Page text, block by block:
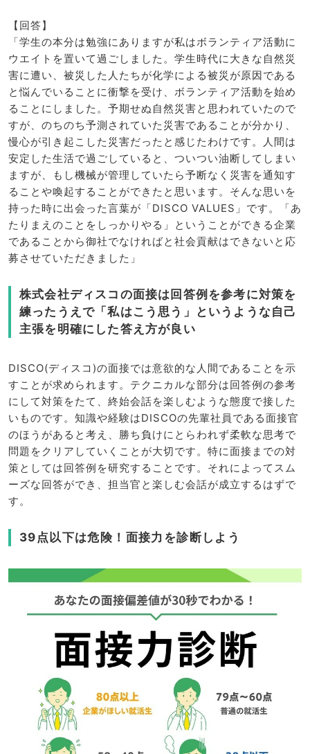
【回答】
「学生の本分は勉強にありますが私はボランティア活動に
ウエイトを置いて過ごしました。学生時代に大きな自然災
害に遭い、被災した人たちが化学による被災が原因である
と悩んでいることに衝撃を受け、ボランティア活動を始め
ることにしました。予期せぬ自然災害と思われていたので
すが、のちのち予測されていた災害であることが分かり、
慢心が引き起こした災害だったと感じたわけです。人間は
安定した生活で過ごしていると、ついつい油断してしまい
ますが、もし機械が管理していたら予断なく災害を通知す
ることや喚起することができたと思います。そんな思いを
持った時に出会った言葉が「DISCO VALUES」です。「あ
たりまえのことをしっかりやる」ということができる企業
であることから御社でなければと社会貢献はできないと応
募させていただきました」
株式会社ディスコの面接は回答例を参考に対策を
練ったうえで「私はこう思う」というような自己
主張を明確にした答え方が良い
DISCO(ディスコ)の面接では意欲的な人間であることを示
すことが求められます。テクニカルな部分は回答例の参考
にして対策をたて、終始会話を楽しむような態度で接した
いものです。知識や経験はDISCOの先輩社員である面接官
のほうがあると考え、勝ち負けにとらわれず柔軟な思考で
問題をクリアしていくことが大切です。特に面接までの対
策としては回答例を研究することです。それによってスム
ーズな回答ができ、担当官と楽しむ会話が成立するはずで
す。
39点以下は危険！面接力を診断しよう